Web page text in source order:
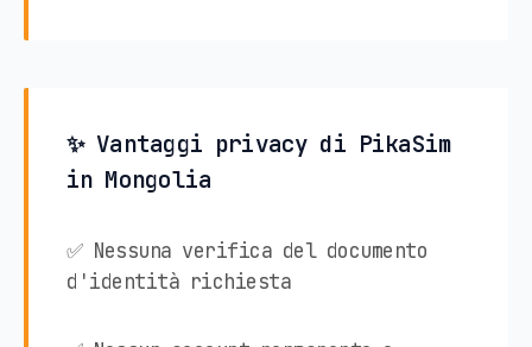
✨ Vantaggi privacy di PikaSim
in Mongolia
✅ Nessuna verifica del documento
d'identità richiesta